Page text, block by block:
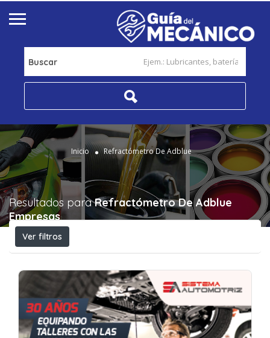
Buscar
Inicio Refractómetro De Adblue
Resultados paraRefractómetro De Adblue
Empresas
Ver filtros